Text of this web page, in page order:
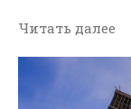
Читать далее